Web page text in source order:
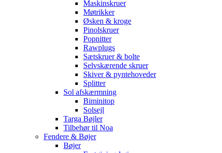
Maskinskruer
Møtrikker
Øsken & kroge
Pinolskruer
Popnitter
Rawplugs
Sætskruer & bolte
Selvskærende skruer
Skiver & pyntehoveder
Splitter
Sol afskærmning
Biminitop
Solsejl
Targa Bøjler
Tilbehør til Noa
Fendere & Bøjer
Bøjer